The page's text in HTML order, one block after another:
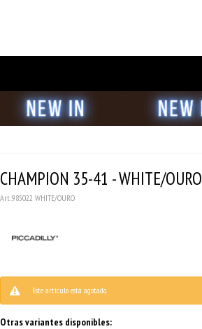
CHAMPION 35-41 - WHITE/OURO
985022 WHITE/OURO
Este artículo está agotado.
Otras variantes disponibles: